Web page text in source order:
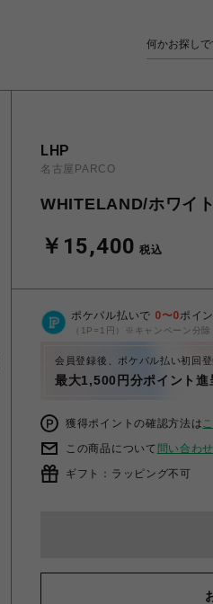
LHP
名古屋PARCO
WHITELAND/ホワイ
￥15,400 税込
ポケパル払いで 0〜0ポイ
（1P=1円）※キャンペーン分除
会員登録後、ポケパル払い初回
最大1,500円分ポイント進
獲得ポイントの確認方法は
この商品について 問い合わ
ギフト：ラッピング不可